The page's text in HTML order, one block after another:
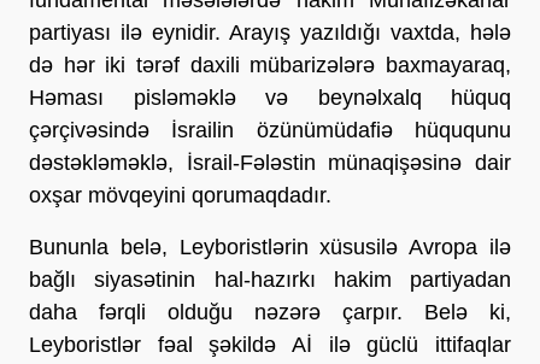
partiyası ilə eynidir. Arayış yazıldığı vaxtda, hələ
də hər iki tərəf daxili mübarizələrə baxmayaraq,
Həması pisləməklə və beynəlxalq hüquq
çərçivəsində İsrailin özünümüdafiə hüququnu
dəstəkləməklə, İsrail-Fələstin münaqişəsinə dair
oxşar mövqeyini qorumaqdadır.
Bununla belə, Leyboristlərin xüsusilə Avropa ilə
bağlı siyasətinin hal-hazırkı hakim partiyadan
daha fərqli olduğu nəzərə çarpır. Belə ki,
Leyboristlər fəal şəkildə Aİ ilə güclü ittifaqlar